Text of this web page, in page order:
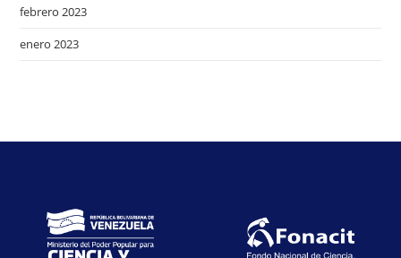
febrero 2023
enero 2023